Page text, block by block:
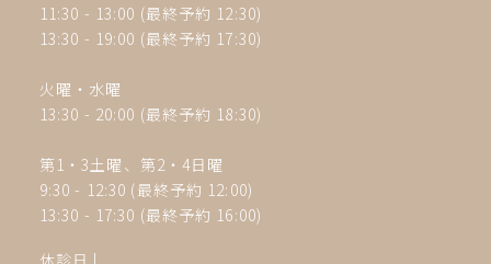
11:30 - 13:00 (最終予約 12:30)
13:30 - 19:00 (最終予約 17:30)
火曜・水曜
13:30 - 20:00 (最終予約 18:30)
第1・3土曜、第2・4日曜
9:30 - 12:30 (最終予約 12:00)
13:30 - 17:30 (最終予約 16:00)